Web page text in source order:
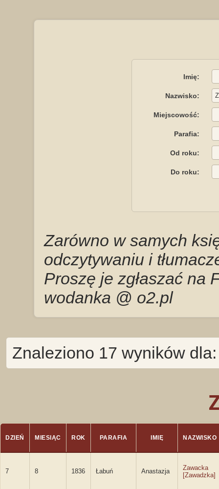
Imię:
Nazwisko:
Miejscowość:
Parafia:
Od roku:
Do roku:
Zarówno w samych
odczytywaniu i
Proszę je zgłaszać na
wodanka @ o2.pl
Znaleziono 17 wyników
DZIEŃ MIESIĄC ROK PARAFIA IMIĘ NAZWISKO
7 8 1836 Łabuń Anastazja
Zawacka
[Zawadzka]